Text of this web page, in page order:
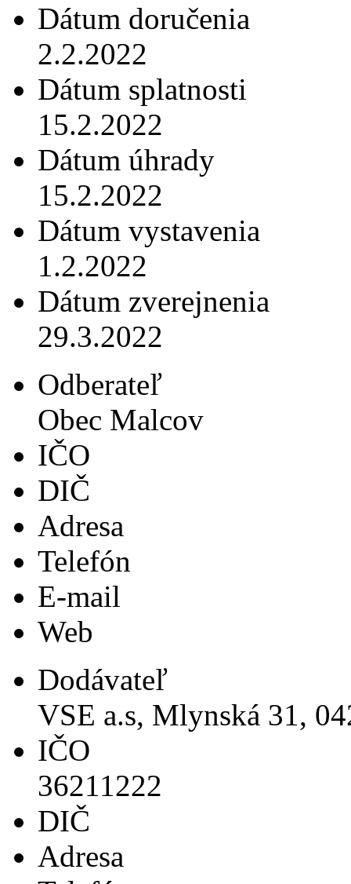
Dátum doručenia
2.2.2022
Dátum splatnosti
15.2.2022
Dátum úhrady
15.2.2022
Dátum vystavenia
1.2.2022
Dátum zverejnenia
29.3.2022
Odberateľ
Obec Malcov
IČO
DIČ
Adresa
Telefón
E-mail
Web
Dodávateľ
VSE a.s, Mlynská 31,
IČO
36211222
DIČ
Adresa